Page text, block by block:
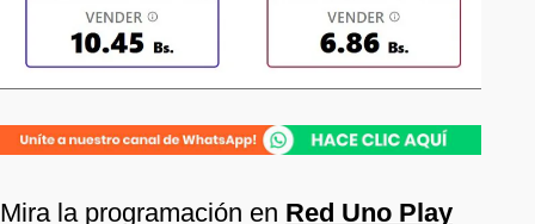
Mira la programación en Red Uno Play